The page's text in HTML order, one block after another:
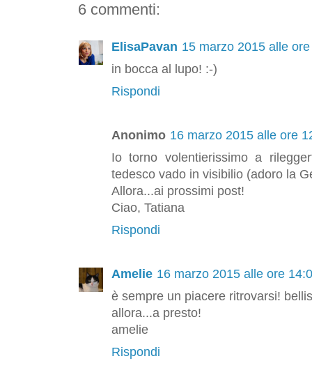
6 commenti:
ElisaPavan 15 marzo 2015 alle
in bocca al lupo! :-)
Rispondi
Anonimo 16 marzo 2015 alle ore
Io torno volentierissimo a
tedesco vado in visibilio (adoro la
Allora...ai prossimi post!
Ciao, Tatiana
Rispondi
Amelie 16 marzo 2015 alle ore
è sempre un piacere ritrovarsi!
allora...a presto!
amelie
Rispondi